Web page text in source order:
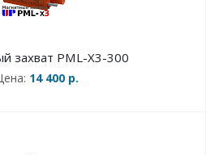
захват PML-X3-300
14 400 р.